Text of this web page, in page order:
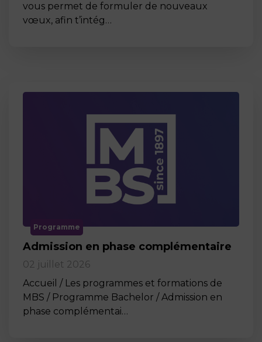
vous permet de formuler de nouveaux
vœux, afin t’intég…
Programme
Admission en phase complémentaire
02 juillet 2026
Accueil / Les programmes et formations de
MBS / Programme Bachelor / Admission en
phase complémentai…